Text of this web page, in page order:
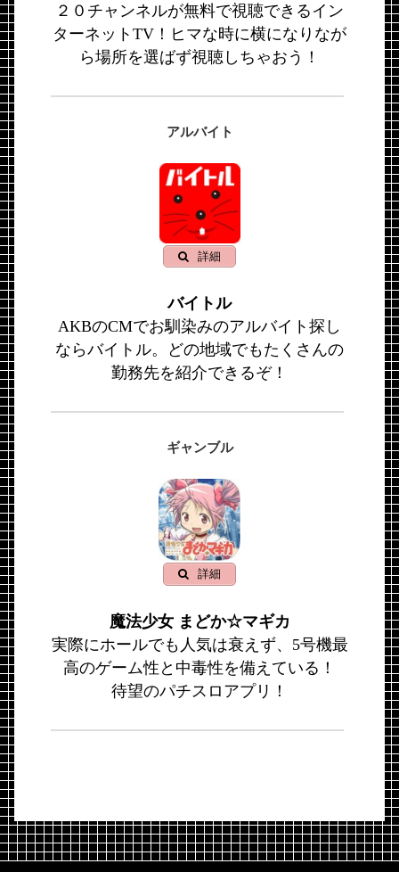
２０チャンネルが無料で視聴できるイン
ターネットTV！ヒマな時に横になりなが
ら場所を選ばず視聴しちゃおう！
アルバイト
詳細
バイトル
AKBのCMでお馴染みのアルバイト探し
ならバイトル。どの地域でもたくさんの
勤務先を紹介できるぞ！
ギャンブル
詳細
魔法少女 まどか☆マギカ
実際にホールでも人気は衰えず、5号機最
高のゲーム性と中毒性を備えている！
待望のパチスロアプリ！